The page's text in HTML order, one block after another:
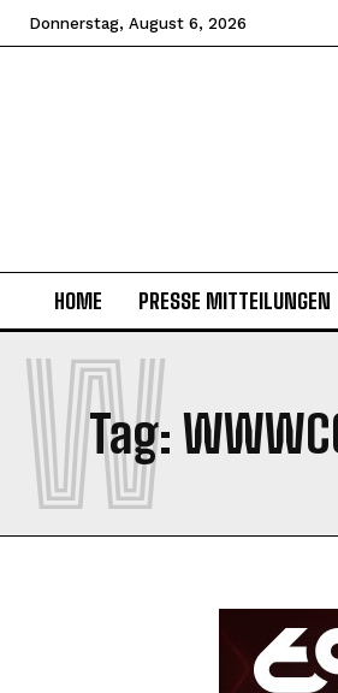
Donnerstag, August 6, 2026
HOME PRESSE MITTEILUNGEN
Tag:
W